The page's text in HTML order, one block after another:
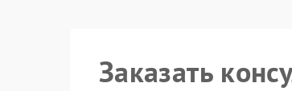
Заказать